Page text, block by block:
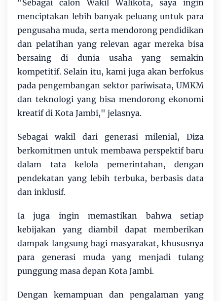
"Sebagai calon Wakil Walikota, saya ingin
menciptakan lebih banyak peluang untuk para
pengusaha muda, serta mendorong pendidikan
dan pelatihan yang relevan agar mereka bisa
bersaing di dunia usaha yang semakin
kompetitif. Selain itu, kami juga akan berfokus
pada pengembangan sektor pariwisata, UMKM
dan teknologi yang bisa mendorong ekonomi
kreatif di Kota Jambi," jelasnya.
Sebagai wakil dari generasi milenial, Diza
berkomitmen untuk membawa perspektif baru
dalam tata kelola pemerintahan, dengan
pendekatan yang lebih terbuka, berbasis data
dan inklusif.
Ia juga ingin memastikan bahwa setiap
kebijakan yang diambil dapat memberikan
dampak langsung bagi masyarakat, khususnya
para generasi muda yang menjadi tulang
punggung masa depan Kota Jambi.
Dengan kemampuan dan pengalaman yang